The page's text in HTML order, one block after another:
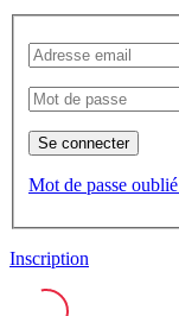
Se connecter
Mot de passe
Inscription